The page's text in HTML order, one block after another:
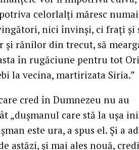
celorlalți măresc numai
nici învinși, ci frați și
rănilor din trecut, să
în rugăciune pentru tot
la vecina, martirizata Siria.”
cred în Dumnezeu nu au
„dușmanul care stă la ușa
este ura, a spus el. Și a
astăzi, și mai ales nouă,